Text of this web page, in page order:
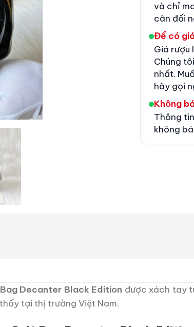
và chỉ
cân đối
Để có
Giá rượu
Chúng
nhất.
hãy gọi
Không
Thông
không
Decanter Black Edition được xách tay
tại thị trường Việt Nam.